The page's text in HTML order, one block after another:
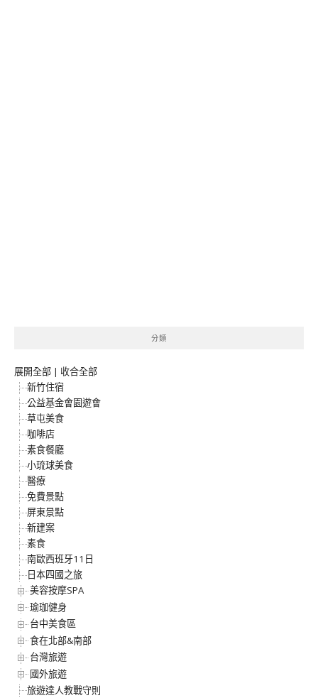
分類
展開全部 | 收合全部
新竹住宿
公益基金會園遊會
草屯美食
咖啡店
素食餐廳
小琉球美食
醫療
免費景點
屏東景點
新建案
素食
南歐西班牙11日
日本四國之旅
美容按摩SPA
瑜珈健身
台中美食區
食在北部&南部
台灣旅遊
國外旅遊
旅遊達人教戰守則